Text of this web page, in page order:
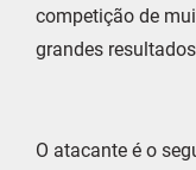
competição de
grandes
O atacante é o